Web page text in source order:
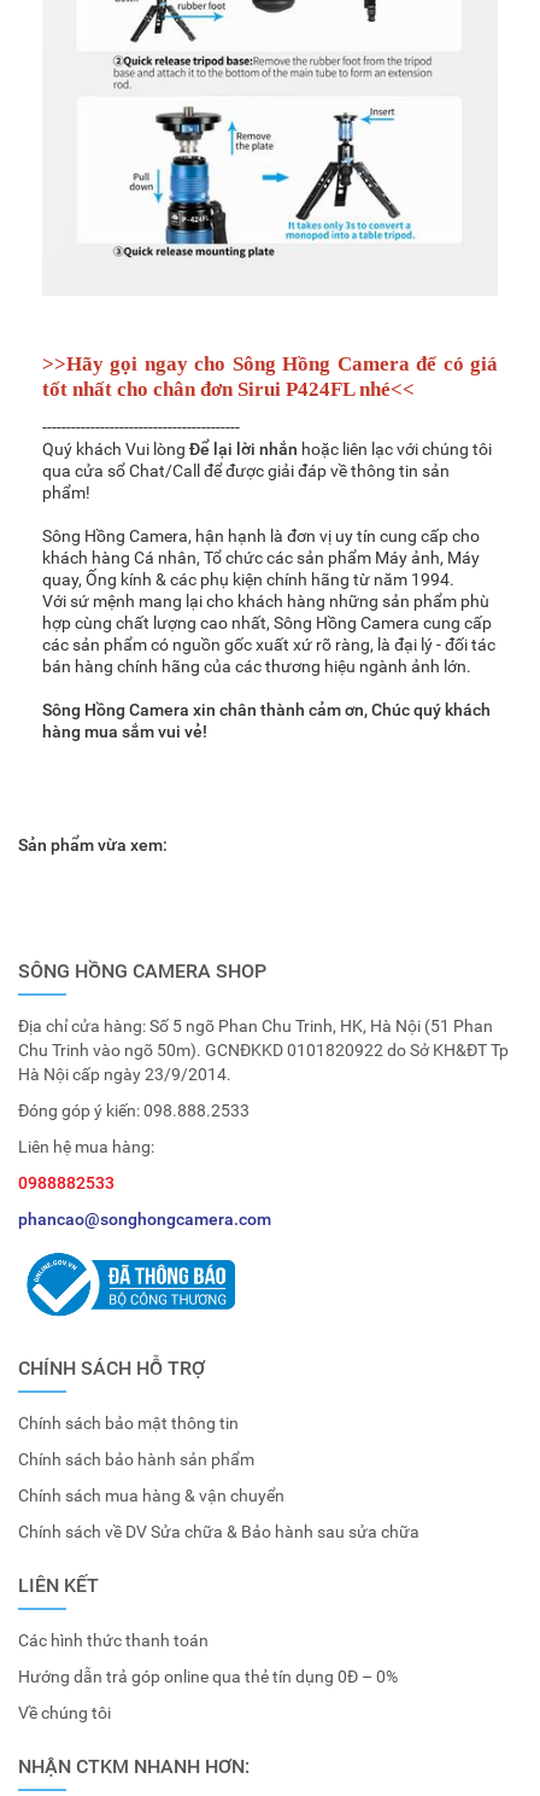
>>Hãy gọi ngay cho Sông Hồng Camera để có giá
tốt nhất cho chân đơn Sirui P424FL nhé<<
-----------------------------------------
Quý khách Vui lòng Để lại lời nhắn hoặc liên lạc với chúng tôi
qua cửa sổ Chat/Call để được giải đáp về thông tin sản
phẩm!
Sông Hồng Camera, hận hạnh là đơn vị uy tín cung cấp cho
khách hàng Cá nhân, Tổ chức các sản phẩm Máy ảnh, Máy
quay, Ống kính & các phụ kiện chính hãng từ năm 1994.
Với sứ mệnh mang lại cho khách hàng những sản phẩm phù
hợp cùng chất lượng cao nhất, Sông Hồng Camera cung cấp
các sản phẩm có nguồn gốc xuất xứ rõ ràng, là đại lý - đối tác
bán hàng chính hãng của các thương hiệu ngành ảnh lớn.
Sông Hồng Camera xin chân thành cảm ơn, Chúc quý khách
hàng mua sắm vui vẻ!
Sản phẩm vừa xem:
SÔNG HỒNG CAMERA SHOP
Địa chỉ cửa hàng: Số 5 ngõ Phan Chu Trinh, HK, Hà Nội (51 Phan
Chu Trinh vào ngõ 50m). GCNĐKKD 0101820922 do Sở KH&ĐT Tp
Hà Nội cấp ngày 23/9/2014.
Đóng góp ý kiến:098.888.2533
Liên hệ mua hàng:
0988882533
phancao@songhongcamera.com
CHÍNH SÁCH HỖ TRỢ
Chính sách bảo mật thông tin
Chính sách bảo hành sản phẩm
Chính sách mua hàng & vận chuyển
Chính sách về DV Sửa chữa & Bảo hành sau sửa chữa
LIÊN KẾT
Các hình thức thanh toán
Hướng dẫn trả góp online qua thẻ tín dụng 0Đ – 0%
Về chúng tôi
NHẬN CTKM NHANH HƠN: